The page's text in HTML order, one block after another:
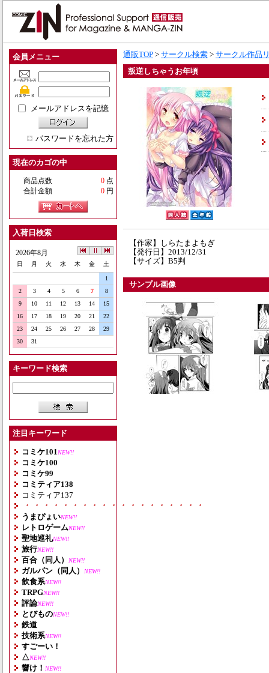
会員メニュー
メールアドレスを記憶
パスワードを忘れた方
現在のカゴの中
商品点数 0 点
合計金額
0 円
入荷日検索
2026年8月
日 月 火 水 木 金 土
1
2
3 4 5 6 7
8
9
10 11 12 13 14
15
16
17 18 19 20 21
22
23
24 25 26 27 28
29
30
31
キーワード検索
注目キーワード
コミケ101 NEW!!
コミケ100
コミケ99
コミティア138
コミティア137
・・・・・・・・・・・・・・・・・・・
うまぴょいNEW!!
レトロゲームNEW!!
聖地巡礼NEW!!
旅行NEW!!
百合（同人） NEW!!
ガルパン（同人） NEW!!
飲食系NEW!!
TRPGNEW!!
評論NEW!!
とびものNEW!!
鉄道
技術系NEW!!
すごーい！
△NEW!!
響け！ NEW!!
通販TOP > サークル検索 > サークル作品
叛逆しちゃうお年頃
【作家】しらたまよもぎ
【発行日】2013/12/31
【サイズ】B5判
サンプル画像